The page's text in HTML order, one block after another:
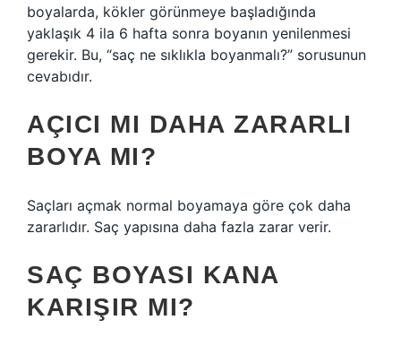
boyalarda, kökler görünmeye başladığında
yaklaşık 4 ila 6 hafta sonra boyanın yenilenmesi
gerekir. Bu, “saç ne sıklıkla boyanmalı?” sorusunun
cevabıdır.
AÇICI MI DAHA ZARARLI
BOYA MI?
Saçları açmak normal boyamaya göre çok daha
zararlıdır. Saç yapısına daha fazla zarar verir.
SAÇ BOYASI KANA
KARIŞIR MI?